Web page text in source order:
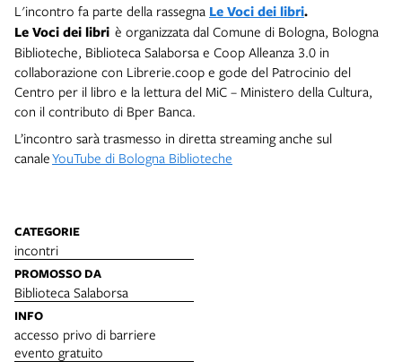
L'incontro fa parte della rassegna Le Voci dei libri.
Le Voci dei libri è organizzata dal Comune di Bologna, Bologna
Biblioteche, Biblioteca Salaborsa e Coop Alleanza 3.0 in
collaborazione con Librerie.coop e gode del Patrocinio del
Centro per il libro e la lettura del MiC – Ministero della Cultura,
con il contributo di Bper Banca.
L’incontro sarà trasmesso in diretta streaming anche sul
canaleYouTube di Bologna Biblioteche
CATEGORIE
incontri
PROMOSSO DA
Biblioteca Salaborsa
INFO
accesso privo di barriere
evento gratuito